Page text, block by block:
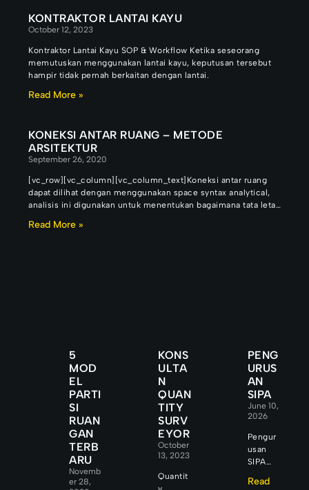
KONTRAKTOR LANTAI KAYU
October 12, 2023
Kontraktor Lantai Kayu SOP & Workflow Ketika seseorang
memutuskan menggunakan lantai kayu, keputusan tersebut
hampir tidak pernah berkaitan dengan lantai.
Read More »
KONEKSI ANTAR RUANG – METODE
ARSITEKTUR
September 26, 2020
[vc_row][vc_column][vc_column_text]Koneksi antar ruang
dapat dilihat dengan menggunakan space syntax analytical,
analisis ini digunakan untuk menentukan bagaimana tata letak
Read More »
5
MOD
EL
PARTI
SI
RUAN
GAN
TERB
ARU
Novemb
er 28,
KONS
ULTA
N
QUAN
TITY
SURV
EYOR
October
13, 2023
Quantit
PENG
URUS
AN
SIPA
June 10,
2026
Pengur
usan
SIPA
Izin
Read